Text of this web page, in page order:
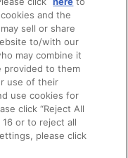
方法をご案内させていた
お支払期日までに購
キャンセル扱いとして手
応できかねます。
順でもご確認いただけ
グインします。
」を開きます。
。
「お支払い手続きはこ
and the
sell or share
to/with our
may combine it
provided to them
use of their
use cookies for
click “Reject All
or to reject all
please click